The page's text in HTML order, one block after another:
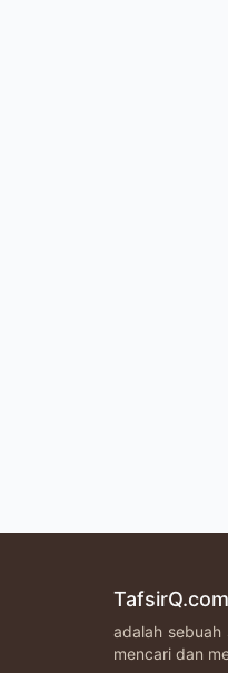
TafsirQ.com
adalah sebuah
mencari dan